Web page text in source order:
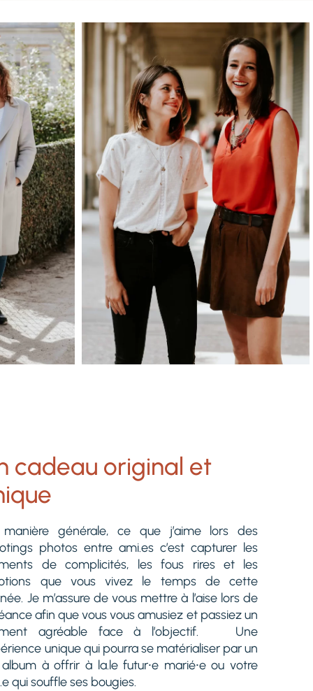
cadeau original et
générale, ce que j’aime lors des
photos entre ami.es c’est capturer les
de complicités, les fous rires et les
que vous vivez le temps de cette
Je m’assure de vous mettre à l’aise lors de
afin que vous vous amusiez et passiez un
agréable face à l’objectif. Une
unique qui pourra se matérialiser par un
à offrir à la.le futur⸱e marié⸱e ou votre
qui souffle ses bougies.